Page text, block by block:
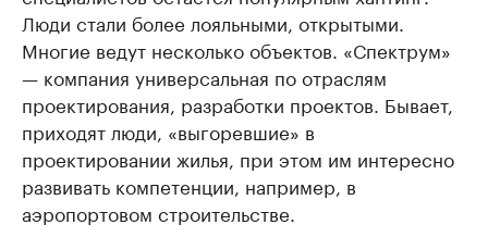
Люди стали более лояльными, открытыми.
Многие ведут несколько объектов. «Спектрум»
— компания универсальная по отраслям
проектирования, разработки проектов. Бывает,
приходят люди, «выгоревшие» в
проектировании жилья, при этом им интересно
развивать компетенции, например, в
аэропортовом строительстве.